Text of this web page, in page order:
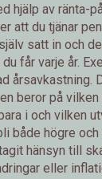
hjälp av ränta-
att du tjänar
satt in och
får varje år.
årsavkastning.
beror på
i och vilken
både högre
hänsyn till
eller